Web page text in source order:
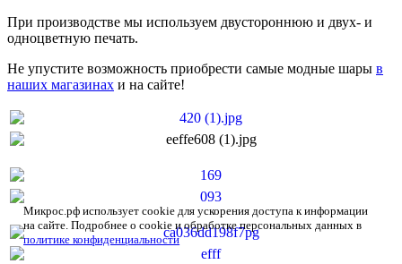
При производстве мы используем двустороннюю и двух- и
одноцветную печать.
Не упустите возможность приобрести самые модные шары в
наших магазинах и на сайте!
Микрос.рф использует cookie для ускорения доступа к информации
на сайте. Подробнее о cookie и обработке персональных данных в
политике конфиденциальности